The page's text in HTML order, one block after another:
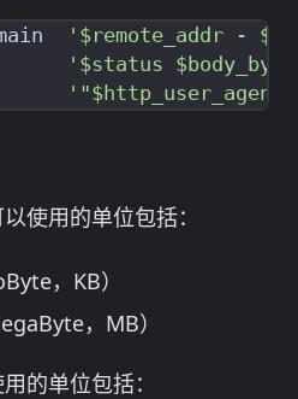
main
'$remote_addr -
'$status
使用的单位包括：
，KB）
，MB）
的单位包括：